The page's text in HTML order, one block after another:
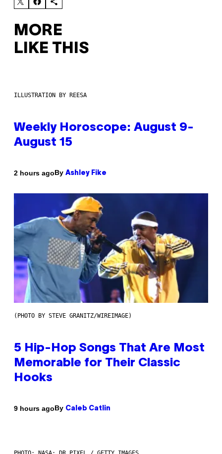
MORE
LIKE THIS
ILLUSTRATION BY REESA
Weekly Horoscope: August 9-
August 15
2 hours agoBy Ashley Fike
(PHOTO BY STEVE GRANITZ/WIREIMAGE)
5 Hip-Hop Songs That Are Most
Memorable for Their Classic
Hooks
9 hours agoBy Caleb Catlin